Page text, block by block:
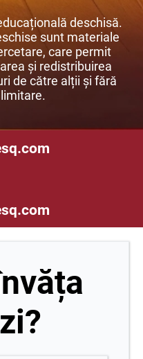
deschisă.
sunt materiale
care permit
și redistribuirea
de către alții și fără